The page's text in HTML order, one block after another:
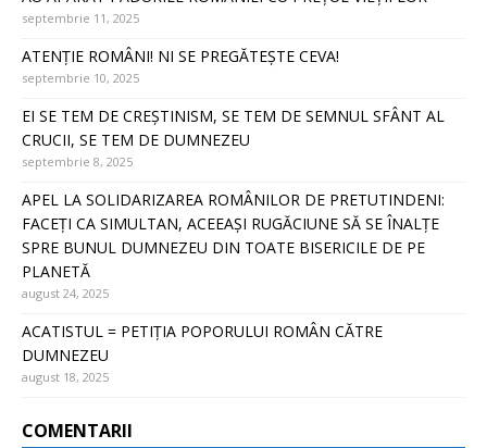
septembrie 11, 2025
ATENȚIE ROMÂNI! NI SE PREGĂTEȘTE CEVA!
septembrie 10, 2025
EI SE TEM DE CREȘTINISM, SE TEM DE SEMNUL SFÂNT AL
CRUCII, SE TEM DE DUMNEZEU
septembrie 8, 2025
APEL LA SOLIDARIZAREA ROMÂNILOR DE PRETUTINDENI:
FACEȚI CA SIMULTAN, ACEEAȘI RUGĂCIUNE SĂ SE ÎNALȚE
SPRE BUNUL DUMNEZEU DIN TOATE BISERICILE DE PE
PLANETĂ
august 24, 2025
ACATISTUL = PETIȚIA POPORULUI ROMÂN CĂTRE
DUMNEZEU
august 18, 2025
COMENTARII